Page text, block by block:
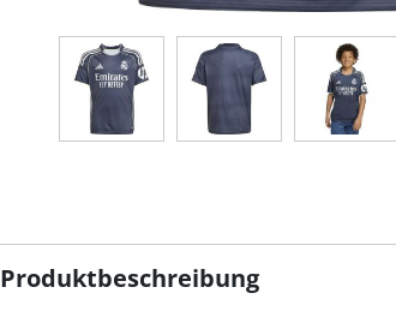
Produktbeschreibung